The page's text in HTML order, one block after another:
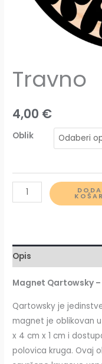
Travno
4,00 €
Oblik
Travno
količina
Opis
Magnet Qartowsky
Qartowsky je
magnet je oblikovan
x 4 cm x 1 cm i
polovica kruga. Ovaj